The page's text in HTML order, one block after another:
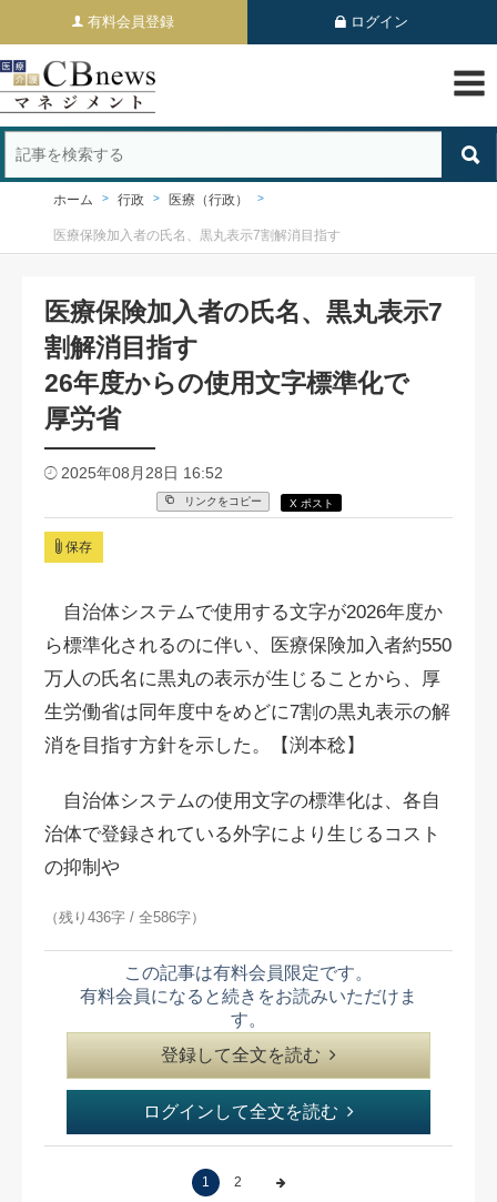
有料会員登録 ログイン
ホーム 行政 医療（行政）
医療保険加入者の氏名、黒丸表示7割解消目指す
医療保険加入者の氏名、黒丸表示7
割解消目指す
26年度からの使用文字標準化で
厚労省
2025年08月28日 16:52
リンクをコピー X ポスト
保存
自治体システムで使用する文字が2026年度か
ら標準化されるのに伴い、医療保険加入者約550
万人の氏名に黒丸の表示が生じることから、厚
生労働省は同年度中をめどに7割の黒丸表示の解
消を目指す方針を示した。【渕本稔】
自治体システムの使用文字の標準化は、各自
治体で登録されている外字により生じるコスト
の抑制や
（残り436字 / 全586字）
この記事は有料会員限定です。
有料会員になると続きをお読みいただけま
す。
登録して全文を読む
ログインして全文を読む
1 2